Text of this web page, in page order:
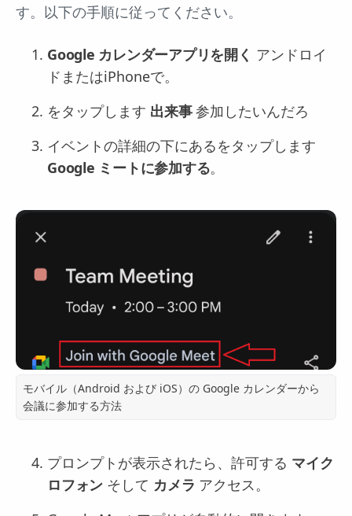
す。以下の手順に従ってください。
Google カレンダーアプリを開く アンドロイ
ドまたはiPhoneで。
をタップします 出来事参加したいんだろ
イベントの詳細の下にあるをタップします
Google ミートに参加する。
モバイル（Android および iOS）の Google カレンダーから
会議に参加する方法
プロンプトが表示されたら、許可する マイク
ロフォン そして カメラ アクセス。